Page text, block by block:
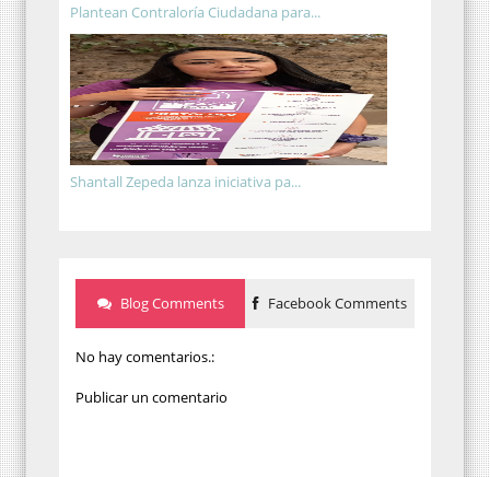
Plantean Contraloría Ciudadana para...
Shantall Zepeda lanza iniciativa pa...
Blog Comments Facebook Comments
No hay comentarios.:
Publicar un comentario